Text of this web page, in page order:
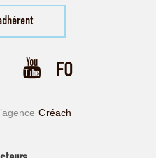
Créach